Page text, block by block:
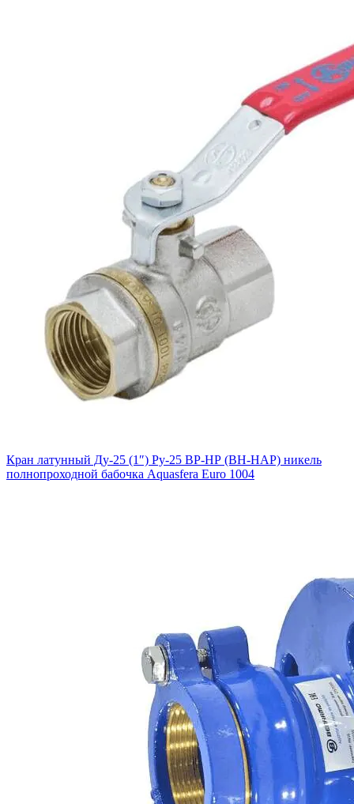
Кран латунный Ду-25 (1″) Ру-25 ВР-НР (ВН-НАР) никель
полнопроходной бабочка Aquasfera Euro 1004